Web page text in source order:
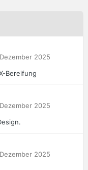
2025
Bereifung
2025
2025